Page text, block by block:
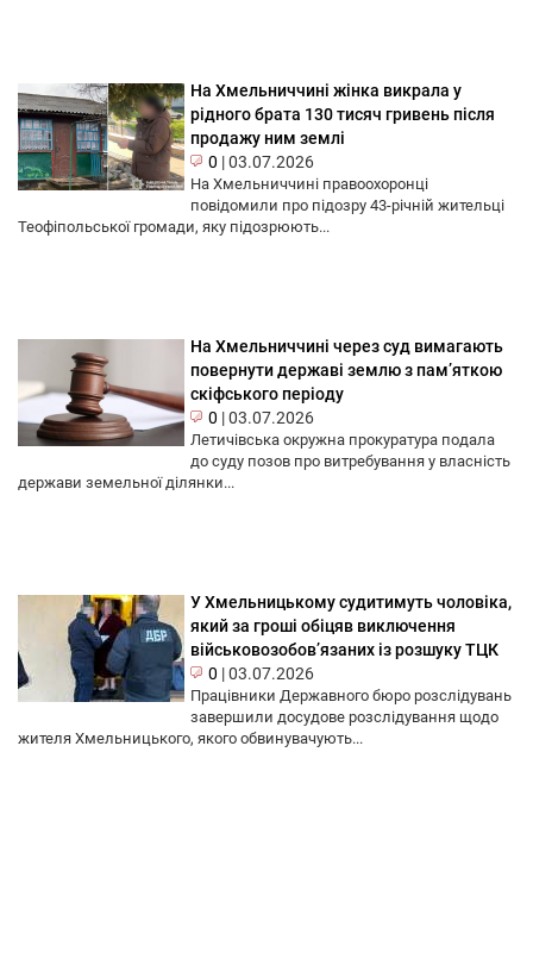
На Хмельниччині жінка викрала у
рідного брата 130 тисяч гривень після
продажу ним землі
0 |03.07.2026
На Хмельниччині правоохоронці
повідомили про підозру 43-річній жительці
Теофіпольської громади, яку підозрюють...
На Хмельниччині через суд вимагають
повернути державі землю з пам’яткою
скіфського періоду
0 |03.07.2026
Летичівська окружна прокуратура подала
до суду позов про витребування у власність
держави земельної ділянки...
У Хмельницькому судитимуть чоловіка,
який за гроші обіцяв виключення
військовозобов’язаних із розшуку ТЦК
0 |03.07.2026
Працівники Державного бюро розслідувань
завершили досудове розслідування щодо
жителя Хмельницького, якого обвинувачують...